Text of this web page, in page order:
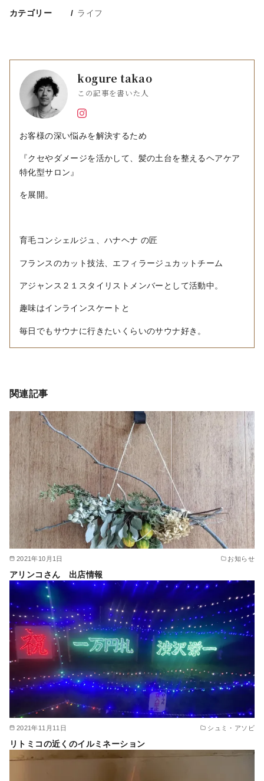
カテゴリー ライフ
kogure takao
この記事を書いた人
お客様の深い悩みを解決するため
『クセやダメージを活かして、髪の土台を整えるヘアケア
特化型サロン』
を展開。
育毛コンシェルジュ、ハナヘナ の匠
フランスのカット技法、エフィラージュカットチーム
アジャンス２１スタイリストメンバーとして活動中。
趣味はインラインスケートと
毎日でもサウナに行きたいくらいのサウナ好き。
関連記事
2021年10月1日 お知らせ
アリンコさん 出店情報
2021年11月11日 シュミ・アソビ
リトミコの近くのイルミネーション